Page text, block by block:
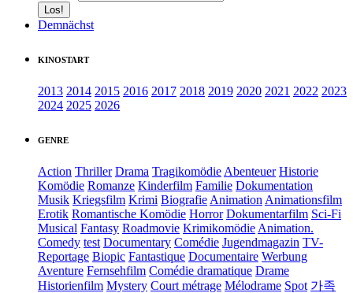
Demnächst
KINOSTART
2013 2014 2015 2016 2017 2018 2019 2020 2021 2022 2023
2024 2025 2026
GENRE
Action Thriller Drama Tragikomödie Abenteuer Historie
Komödie Romanze Kinderfilm Familie Dokumentation
Musik Kriegsfilm Krimi Biografie Animation Animationsfilm
Erotik Romantische Komödie Horror Dokumentarfilm Sci-Fi
Musical Fantasy Roadmovie Krimikomödie Animation.
Comedy test Documentary Comédie Jugendmagazin TV-
Reportage Biopic Fantastique Documentaire Werbung
Aventure Fernsehfilm Comédie dramatique Drame
Historienfilm Mystery Court métrage Mélodrame Spot 가족